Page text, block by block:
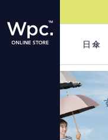
日傘